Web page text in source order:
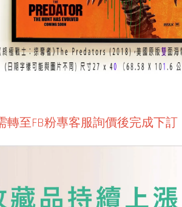
轉至FB粉專客服詢價後完成下